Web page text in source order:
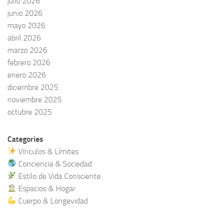
junio 2026
mayo 2026
abril 2026
marzo 2026
febrero 2026
enero 2026
diciembre 2025
noviembre 2025
octubre 2025
Categories
Vínculos & Límites
Conciencia & Sociedad
Estilo de Vida Consciente
Espacios & Hogar
Cuerpo & Longevidad